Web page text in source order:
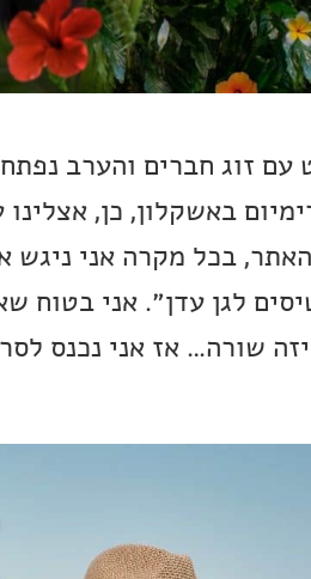
עם זוג חברים והערב
באשקלון, כן,
בכל מקרה אני ניגש
לגן עדן״. אני בטוח
שורה… אז אני נכנס